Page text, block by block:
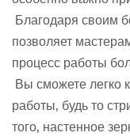
Благодаря своим
позволяет
процесс работы
Вы сможете легко
работы, будь то
того, настенное